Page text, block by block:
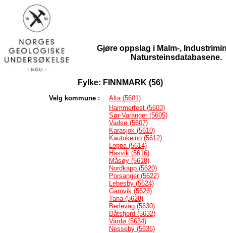
Gjøre oppslag i Malm-,
Natursteinsdatabasene.
Fylke: FINNMARK (56)
Velg kommune :
Alta (5601)
Hammerfest (5603)
Sør-Varanger (5605)
Vadsø (5607)
Karasjok (5610)
Kautokeino (5612)
Loppa (5614)
Hasvik (5616)
Måsøy (5618)
Nordkapp (5620)
Porsanger (5622)
Lebesby (5624)
Gamvik (5626)
Tana (5628)
Berlevåg (5630)
Båtsfjord (5632)
Vardø (5634)
Nesseby (5636)